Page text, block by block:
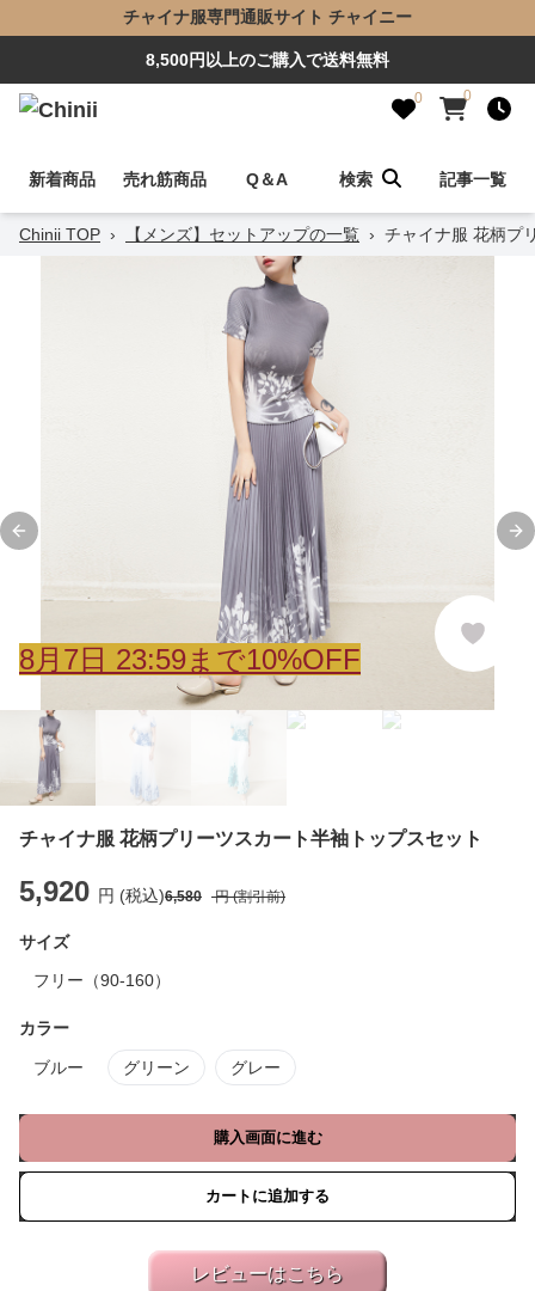
チャイナ服専門通販サイト チャイニー
8,500円以上のご購入で送料無料
0 0
新着商品 売れ筋商品 Q＆A 検索 記事一覧
Chinii TOP › 【メンズ】セットアップの一覧 › チャイナ服 花柄プ
Previous slide
8月 7 日 23:59まで10%OFF
チャイナ服 花柄プリーツスカート半袖トップスセット
5,920 円 (税込)6,580 円 (割引前)
サイズ
フリー（90-160）
カラー
ブルー グリーン グレー
購入画面に進む
カートに追加する
レビューはこちら